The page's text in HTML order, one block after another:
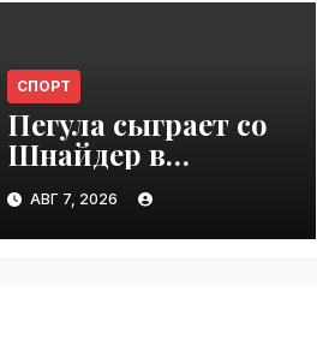
СПОРТ
Пегула сыграет со
Шнайдер в
четвертом круге
турнира в Торонто
| VseTime.ru
АВГ 7, 2026